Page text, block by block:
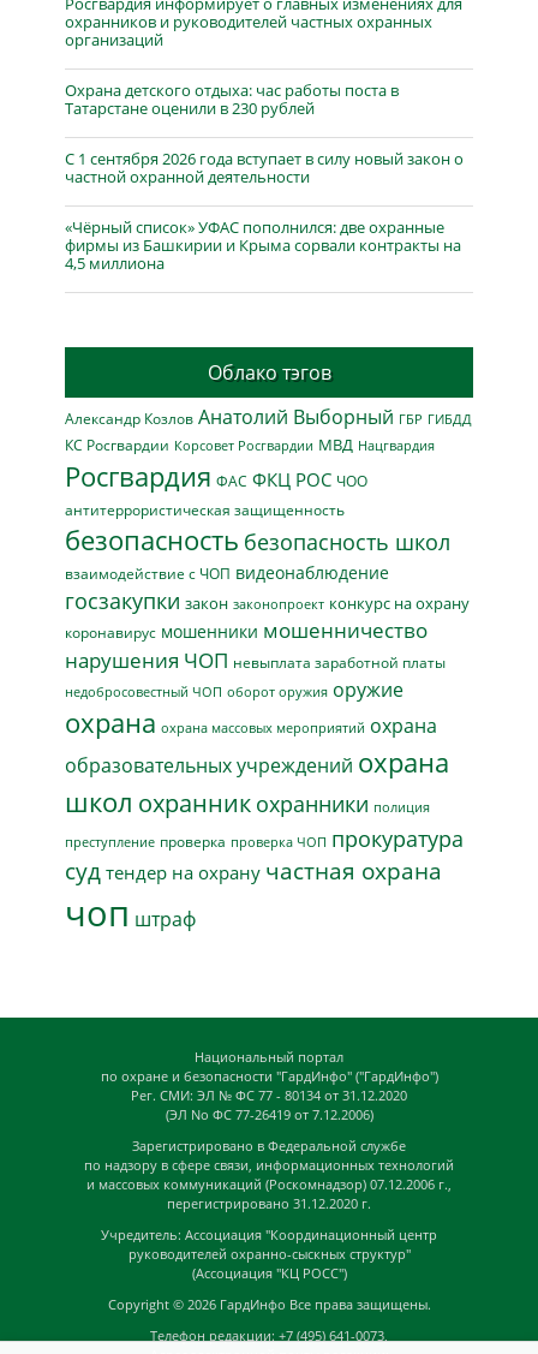
охранников и руководителей частных охранных
организаций
Охрана детского отдыха: час работы поста в
Татарстане оценили в 230 рублей
С 1 сентября 2026 года вступает в силу новый закон о
частной охранной деятельности
«Чёрный список» УФАС пополнился: две охранные
фирмы из Башкирии и Крыма сорвали контракты на
4,5 миллиона
Облако тэгов
Александр Козлов Анатолий Выборный ГБР ГИБДД
КС Росгвардии Корсовет Росгвардии МВД Нацгвардия
Росгвардия ФАС ФКЦ РОС ЧОО
антитеррористическая защищенность
безопасность безопасность школ
взаимодействие с ЧОП видеонаблюдение
госзакупки закон законопроект конкурс на охрану
коронавирус мошенники мошенничество
нарушения ЧОП невыплата заработной платы
недобросовестный ЧОП оборот оружия оружие
охрана охрана массовых мероприятий охрана
образовательных учреждений охрана
школ охранник охранники полиция
преступление проверка проверка ЧОП прокуратура
суд тендер на охрану частная охрана
чоп штраф
Национальный портал
по охране и безопасности "ГардИнфо" ("ГардИнфо")
Рег. СМИ: ЭЛ № ФС 77 - 80134 от 31.12.2020
(ЭЛ No ФС 77-26419 от 7.12.2006)
Зарегистрировано в Федеральной службе
по надзору в сфере связи, информационных технологий
и массовых коммуникаций (Роскомнадзор) 07.12.2006 г.,
перегистрировано 31.12.2020 г.
Учредитель: Ассоциация "Координационный центр
руководителей охранно-сыскных структур"
(Ассоциация "КЦ РОСС")
Copyright © 2026 ГардИнфо Все права защищены.
Телефон редакции: +7 (495) 641-0073,